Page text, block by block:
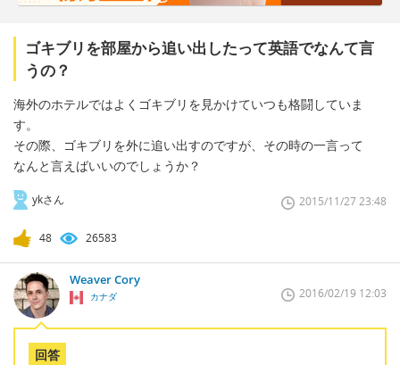
ゴキブリを部屋から追い出したって英語でなんて言
うの？
海外のホテルではよくゴキブリを見かけていつも格闘していま
す。
その際、ゴキブリを外に追い出すのですが、その時の一言って
なんと言えばいいのでしょうか？
ykさん 2015/11/27 23:48
48 26583
Weaver Cory
カナダ 2016/02/19 12:03
回答